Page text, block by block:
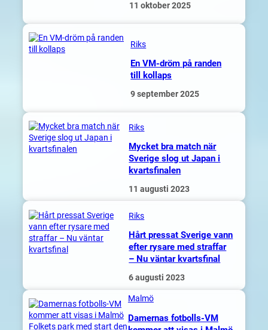
11 oktober 2025
Riks
En VM-dröm på randen
till kollaps
9 september 2025
Riks
Mycket bra match när
Sverige slog ut Japan i
kvartsfinalen
11 augusti 2023
Riks
Hårt pressat Sverige vann
efter rysare med straffar
– Nu väntar kvartsfinal
6 augusti 2023
Malmö
Damernas fotbolls-VM